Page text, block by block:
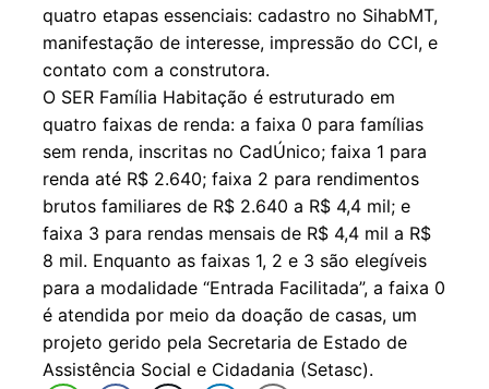
quatro etapas essenciais: cadastro no SihabMT,
manifestação de interesse, impressão do CCI, e
contato com a construtora.
O SER Família Habitação é estruturado em
quatro faixas de renda: a faixa 0 para famílias
sem renda, inscritas no CadÚnico; faixa 1 para
renda até R$ 2.640; faixa 2 para rendimentos
brutos familiares de R$ 2.640 a R$ 4,4 mil; e
faixa 3 para rendas mensais de R$ 4,4 mil a R$
8 mil. Enquanto as faixas 1, 2 e 3 são elegíveis
para a modalidade “Entrada Facilitada”, a faixa 0
é atendida por meio da doação de casas, um
projeto gerido pela Secretaria de Estado de
Assistência Social e Cidadania (Setasc).